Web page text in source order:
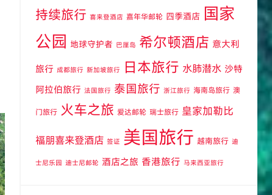
持续旅行 喜来登酒店 嘉年华邮轮 四季酒店 国家
公园 地球守护者 巴厘岛 希尔顿酒店 意大利
旅行 成都旅行 新加坡旅行 日本旅行 水肺潜水 沙特
阿拉伯旅行 法国旅行 泰国旅行 浙江旅行 海南岛旅行 澳
门旅行 火车之旅 爱达邮轮 瑞士旅行 皇家加勒比
福朋喜来登酒店 签证 美国旅行 越南旅行 迪
士尼乐园 迪士尼邮轮 酒店之旅 香港旅行 马来西亚旅行